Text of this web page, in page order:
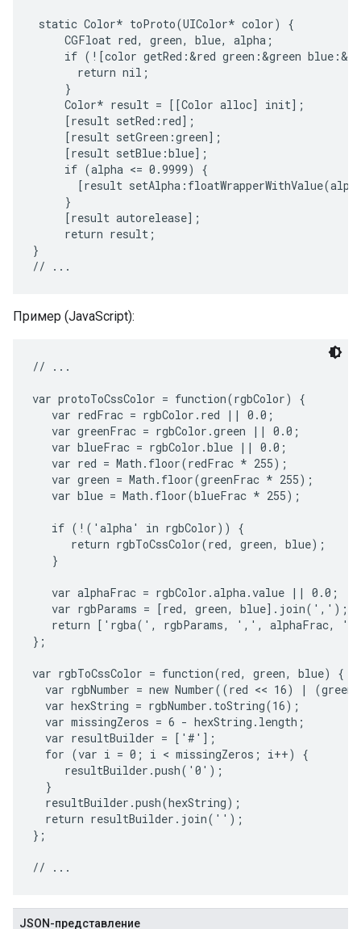
static Color* toProto(UIColor* color) {
     CGFloat red, green, blue, alpha;
if (![color getRed:&red green:&green
       return nil;
     }
     Color* result = [[Color alloc] init];
     [result setRed:red];
     [result setGreen:green];
     [result setBlue:blue];
     if (alpha <= 0.9999) {
[result
     }
     [result autorelease];
     return result;
}
Пример (JavaScript):
// ...
var protoToCssColor = function(rgbColor) {
   var redFrac = rgbColor.red || 0.0;
   var greenFrac = rgbColor.green || 0.0;
   var blueFrac = rgbColor.blue || 0.0;
   var red = Math.floor(redFrac * 255);
   var green = Math.floor(greenFrac * 255);
   var blue = Math.floor(blueFrac * 255);
   if (!('alpha' in rgbColor)) {
      return rgbToCssColor(red, green, blue);
   }
   var alphaFrac = rgbColor.alpha.value || 0.0;
   var rgbParams = [red, green, blue].join(',');
return ['rgba(', rgbParams, ',', alphaFrac,
};
var rgbToCssColor = function(red, green, blue) {
var rgbNumber = new Number((red << 16) | (green
  var hexString = rgbNumber.toString(16);
  var missingZeros = 6 - hexString.length;
  var resultBuilder = ['#'];
  for (var i = 0; i < missingZeros; i++) {
     resultBuilder.push('0');
  }
  resultBuilder.push(hexString);
  return resultBuilder.join('');
};
JSON-представление